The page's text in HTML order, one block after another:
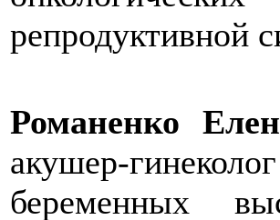
репродуктивной
Романенко
акушер-
беременных